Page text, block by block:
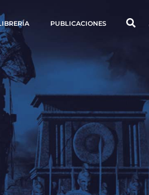
PUBLICACIONES